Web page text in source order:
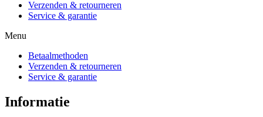
Verzenden & retourneren
Service & garantie
Menu
Betaalmethoden
Verzenden & retourneren
Service & garantie
Informatie